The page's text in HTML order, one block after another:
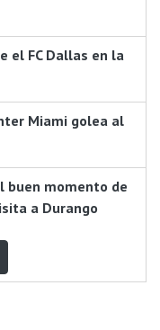
el FC Dallas en la
Miami golea al
buen momento de
a Durango